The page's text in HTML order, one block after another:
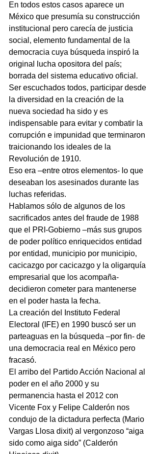
En todos estos casos aparece un
México que presumía su construcción
institucional pero carecía de justicia
social, elemento fundamental de la
democracia cuya búsqueda inspiró la
original lucha opositora del país;
borrada del sistema educativo oficial.
Ser escuchados todos, participar desde
la diversidad en la creación de la
nueva sociedad ha sido y es
indispensable para evitar y combatir la
corrupción e impunidad que terminaron
traicionando los ideales de la
Revolución de 1910.
Eso era –entre otros elementos- lo que
deseaban los asesinados durante las
luchas referidas.
Hablamos sólo de algunos de los
sacrificados antes del fraude de 1988
que el PRI-Gobierno –más sus grupos
de poder político enriquecidos entidad
por entidad, municipio por municipio,
cacicazgo por cacicazgo y la oligarquía
empresarial que los acompaña-
decidieron cometer para mantenerse
en el poder hasta la fecha.
La creación del Instituto Federal
Electoral (IFE) en 1990 buscó ser un
parteaguas en la búsqueda –por fin- de
una democracia real en México pero
fracasó.
El arribo del Partido Acción Nacional al
poder en el año 2000 y su
permanencia hasta el 2012 con
Vicente Fox y Felipe Calderón nos
condujo de la dictadura perfecta (Mario
Vargas Llosa dixit) al vergonzoso “aiga
sido como aiga sido” (Calderón